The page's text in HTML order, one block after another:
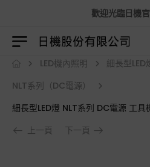
歡迎光臨日機官
LED機內照明
細長型LED
NLT系列（DC電源）
上一頁
下一頁